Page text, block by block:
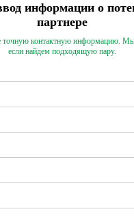
информации о
партнере
точную контактную информацию.
если найдем подходящую пару.